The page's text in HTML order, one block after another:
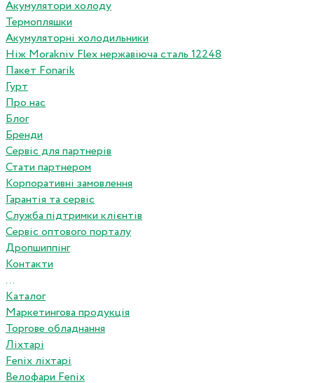
Акумулятори холоду
Термопляшки
Акумуляторні холодильники
Ніж Morakniv Flex нержавіюча сталь 12248
Пакет Fonarik
Гурт
Про нас
Блог
Бренди
Сервіс для партнерів
Стати партнером
Корпоративні замовлення
Гарантія та сервіс
Служба підтримки клієнтів
Сервіс оптового порталу
Дропшиппінг
Контакти
...
Каталог
Маркетингова продукція
Торгове обладнання
Ліхтарі
Fenix ліхтарі
Велофари Fenix